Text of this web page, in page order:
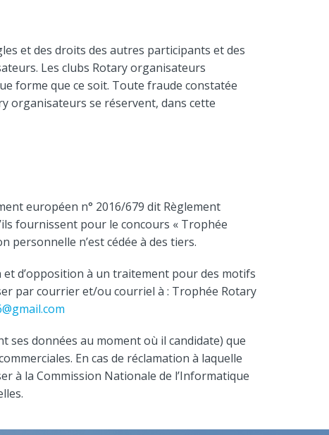
et des droits des autres participants et des
Les clubs Rotary organisateurs
forme que ce soit. Toute fraude constatée
organisateurs se réservent, dans cette
européen n° 2016/679 dit Règlement
fournissent pour le concours « Trophée
personnelle n’est cédée à des tiers.
et d’opposition à un traitement pour des motifs
par courrier et/ou courriel à : Trophée Rotary
ses données au moment où il candidate) que
En cas de réclamation à laquelle
à la Commission Nationale de l’Informatique